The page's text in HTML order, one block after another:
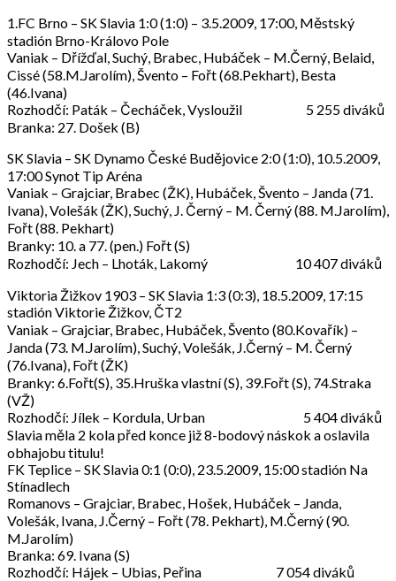
1.FC Brno – SK Slavia 1:0 (1:0) – 3.5.2009, 17:00, Městský
stadión Brno-Královo Pole
Vaniak – Dřížďal, Suchý, Brabec, Hubáček – M.Černý, Belaid,
Cissé (58.M.Jarolím), Švento – Fořt (68.Pekhart), Besta
(46.Ivana)
Rozhodčí: Paták – Čecháček, Vysloužil 5 255 diváků
Branka: 27. Došek (B)
SK Slavia – SK Dynamo České Budějovice 2:0 (1:0), 10.5.2009,
17:00 Synot Tip Aréna
Vaniak – Grajciar, Brabec (ŽK), Hubáček, Švento – Janda (71.
Ivana), Volešák (ŽK), Suchý, J. Černý – M. Černý (88. M.Jarolím),
Fořt (88. Pekhart)
Branky: 10. a 77. (pen.) Fořt (S)
Rozhodčí: Jech – Lhoták, Lakomý 10 407 diváků
Viktoria Žižkov 1903 – SK Slavia 1:3 (0:3), 18.5.2009, 17:15
stadión Viktorie Žižkov, ČT2
Vaniak – Grajciar, Brabec, Hubáček, Švento (80.Kovařík) –
Janda (73. M.Jarolím), Suchý, Volešák, J.Černý – M. Černý
(76.Ivana), Fořt (ŽK)
Branky: 6.Fořt(S), 35.Hruška vlastní (S), 39.Fořt (S), 74.Straka
(VŽ)
Rozhodčí: Jílek – Kordula, Urban 5 404 diváků
Slavia měla 2 kola před konce již 8-bodový náskok a oslavila
obhajobu titulu!
FK Teplice – SK Slavia 0:1 (0:0), 23.5.2009, 15:00 stadión Na
Stínadlech
Romanovs – Grajciar, Brabec, Hošek, Hubáček – Janda,
Volešák, Ivana, J.Černý – Fořt (78. Pekhart), M.Černý (90.
M.Jarolím)
Branka: 69. Ivana (S)
Rozhodčí: Hájek – Ubias, Peřina 7 054 diváků